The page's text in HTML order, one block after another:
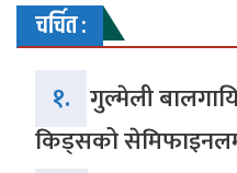
चर्चित :
१. गुल्मेली
किड्सको